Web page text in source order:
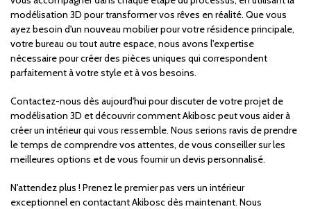
modélisation 3D pour transformer vos rêves en réalité. Que vous
ayez besoin d'un nouveau mobilier pour votre résidence principale,
votre bureau ou tout autre espace, nous avons l'expertise
nécessaire pour créer des pièces uniques qui correspondent
parfaitement à votre style et à vos besoins.
Contactez-nous dès aujourd'hui pour discuter de votre projet de
modélisation 3D et découvrir comment Akibosc peut vous aider à
créer un intérieur qui vous ressemble. Nous serions ravis de prendre
le temps de comprendre vos attentes, de vous conseiller sur les
meilleures options et de vous fournir un devis personnalisé.
N'attendez plus ! Prenez le premier pas vers un intérieur
exceptionnel en contactant Akibosc dès maintenant. Nous